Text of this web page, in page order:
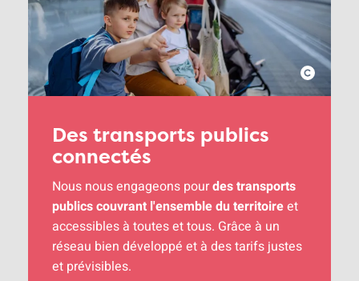
Des transports publics
connectés
Nous nous engageons pourdes transports
publics couvrant l'ensemble du territoireet
accessibles à toutes et tous. Grâce à un
réseau bien développé et à des tarifs justes
et prévisibles.